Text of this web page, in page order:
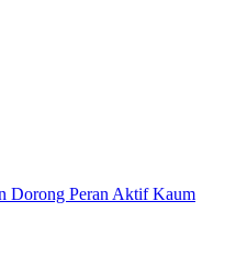
Dorong Peran Aktif Kaum